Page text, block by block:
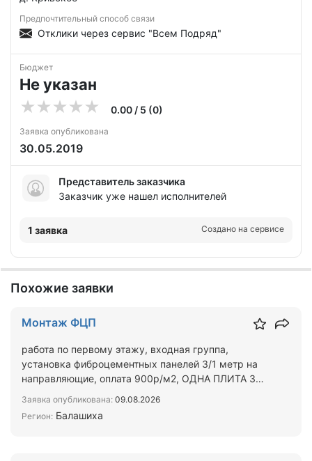
Предпочтительный способ связи
Отклики через сервис "Всем Подряд"
Бюджет
Не указан
0.00 / 5 (0)
Заявка опубликована
30.05.2019
Представитель заказчика
Заказчик уже нашел исполнителей
1 заявка Создано на сервисе
Похожие заявки
Монтаж ФЦП
работа по первому этажу, входная группа,
установка фиброцементных панелей 3/1 метр на
направляющие, оплата 900р/м2, ОДНА ПЛИТА 3
Заявка опубликована: 09.08.2026
Регион: Балашиха